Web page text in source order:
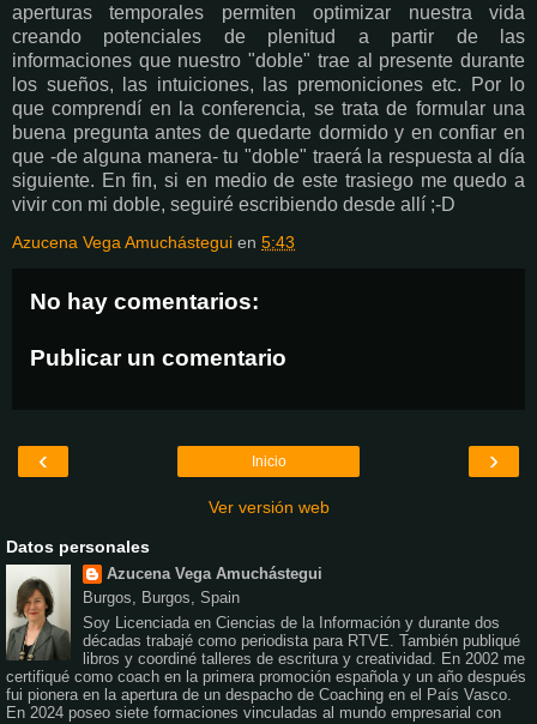
aperturas temporales permiten optimizar nuestra vida
creando potenciales de plenitud a partir de las
informaciones que nuestro "doble" trae al presente durante
los sueños, las intuiciones, las premoniciones etc. Por lo
que comprendí en la conferencia, se trata de formular una
buena pregunta antes de quedarte dormido y en confiar en
que -de alguna manera- tu "doble" traerá la respuesta al día
siguiente. En fin, si en medio de este trasiego me quedo a
vivir con mi doble, seguiré escribiendo desde allí ;-D
Azucena Vega Amuchástegui en 5:43
No hay comentarios:
Publicar un comentario
‹ ›
Inicio
Ver versión web
Datos personales
Azucena Vega Amuchástegui
Burgos, Burgos, Spain
Soy Licenciada en Ciencias de la Información y durante dos
décadas trabajé como periodista para RTVE. También publiqué
libros y coordiné talleres de escritura y creatividad. En 2002 me
certifiqué como coach en la primera promoción española y un año después
fui pionera en la apertura de un despacho de Coaching en el País Vasco.
En 2024 poseo siete formaciones vinculadas al mundo empresarial con